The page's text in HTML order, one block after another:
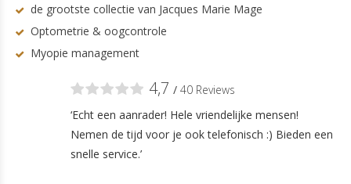
de grootste collectie van Jacques Marie Mage
Optometrie & oogcontrole
Myopie management
4,7 / 40 Reviews
‘Echt een aanrader! Hele vriendelijke mensen!
Nemen de tijd voor je ook telefonisch :) Bieden een
snelle service.’